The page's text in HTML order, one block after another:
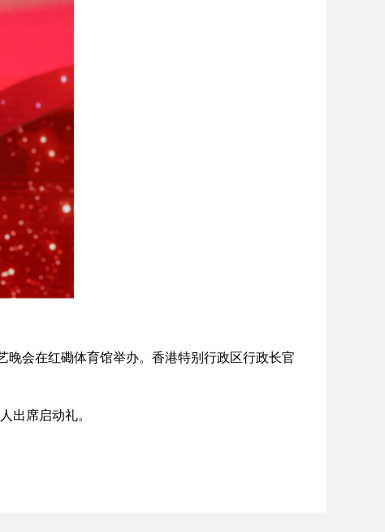
会在红磡体育馆举办。香港特别行政区行政长官
席启动礼。